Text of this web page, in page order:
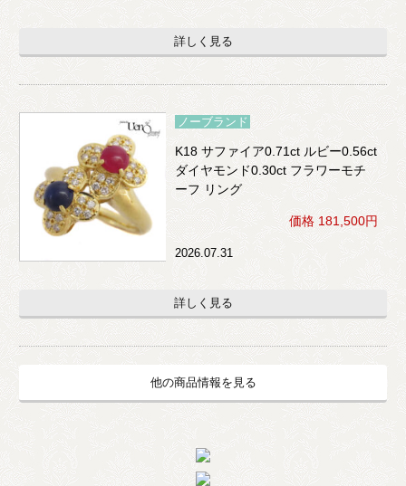
詳しく見る
ノーブランド
K18 サファイア0.71ct ルビー0.56ct
ダイヤモンド0.30ct フラワーモチ
ーフ リング
価格 181,500円
2026.07.31
詳しく見る
他の商品情報を見る